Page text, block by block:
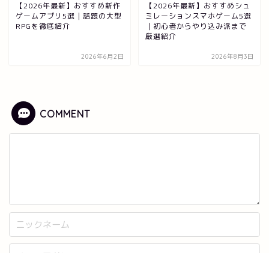
【2026年最新】おすすめ新作
ゲームアプリ5選｜話題の大型
RPGを徹底紹介
2026年6月2日
【2026年最新】おすすめシュ
ミレーションスマホゲーム5選
｜初心者からやり込み派まで
厳選紹介
2026年8月3日
COMMENT